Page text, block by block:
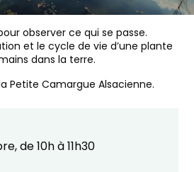
observer ce qui se passe.
et le cycle de vie d’une plante
dans la terre.
Petite Camargue Alsacienne.
de 10h à 11h30